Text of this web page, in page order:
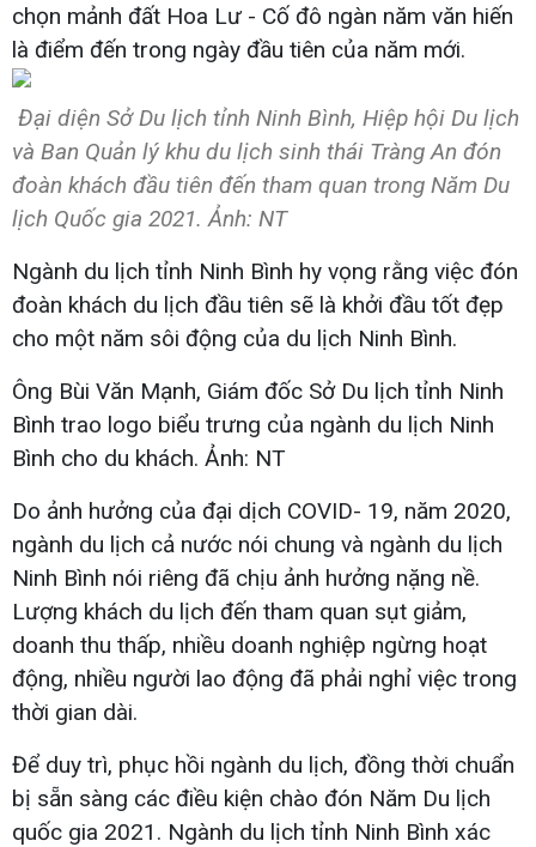
chọn mảnh đất Hoa Lư - Cố đô ngàn năm văn hiến
là điểm đến trong ngày đầu tiên của năm mới.
Đại diện Sở Du lịch tỉnh Ninh Bình, Hiệp hội Du lịch
và Ban Quản lý khu du lịch sinh thái Tràng An đón
đoàn khách đầu tiên đến tham quan trong Năm Du
lịch Quốc gia 2021. Ảnh: NT
Ngành du lịch tỉnh Ninh Bình hy vọng rằng việc đón
đoàn khách du lịch đầu tiên sẽ là khởi đầu tốt đẹp
cho một năm sôi động của du lịch Ninh Bình.
Ông Bùi Văn Mạnh, Giám đốc Sở Du lịch tỉnh Ninh
Bình trao logo biểu trưng của ngành du lịch Ninh
Bình cho du khách. Ảnh: NT
Do ảnh hưởng của đại dịch COVID- 19, năm 2020,
ngành du lịch cả nước nói chung và ngành du lịch
Ninh Bình nói riêng đã chịu ảnh hưởng nặng nề.
Lượng khách du lịch đến tham quan sụt giảm,
doanh thu thấp, nhiều doanh nghiệp ngừng hoạt
động, nhiều người lao động đã phải nghỉ việc trong
thời gian dài.
Để duy trì, phục hồi ngành du lịch, đồng thời chuẩn
bị sẵn sàng các điều kiện chào đón Năm Du lịch
quốc gia 2021. Ngành du lịch tỉnh Ninh Bình xác